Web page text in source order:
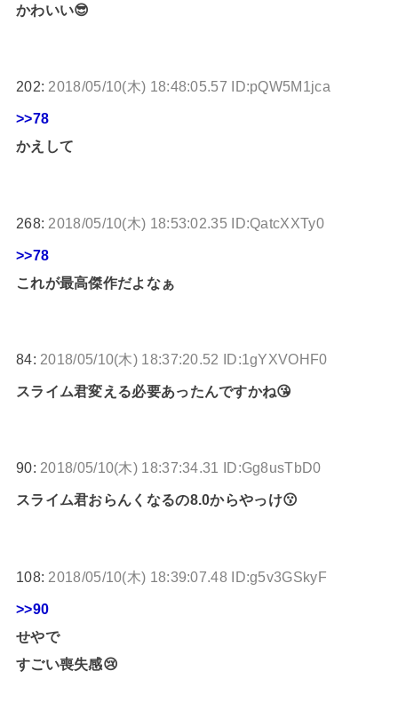
かわいい😎
202: 2018/05/10(木) 18:48:05.57 ID:pQW5M1jca
>>78
かえして
268: 2018/05/10(木) 18:53:02.35 ID:QatcXXTy0
>>78
これが最高傑作だよなぁ
84: 2018/05/10(木) 18:37:20.52 ID:1gYXVOHF0
スライム君変える必要あったんですかね😘
90: 2018/05/10(木) 18:37:34.31 ID:Gg8usTbD0
スライム君おらんくなるの8.0からやっけ😗
108: 2018/05/10(木) 18:39:07.48 ID:g5v3GSkyF
>>90
せやで
すごい喪失感😢